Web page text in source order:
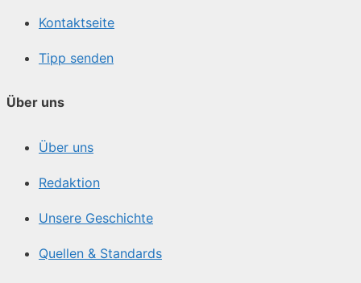
Kontaktseite
Tipp senden
Über uns
Über uns
Redaktion
Unsere Geschichte
Quellen & Standards